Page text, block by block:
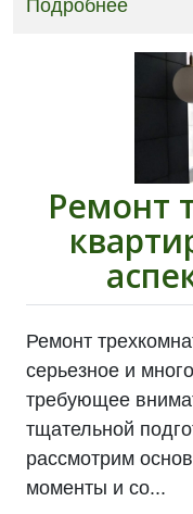
Подробнее
Ремонт
Ремонт
серьезное и
требующее
тщательной
рассмотрим
моменты и со...